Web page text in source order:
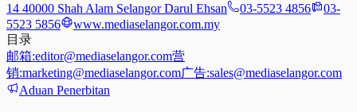
14 40000 Shah Alam Selangor Darul Ehsan
03-5523 4856
03-
5523 5856
www.mediaselangor.com.my
目录
邮箱:editor@mediaselangor.com营
销:marketing@mediaselangor.com广告:sales@mediaselangor.com
Aduan Penerbitan